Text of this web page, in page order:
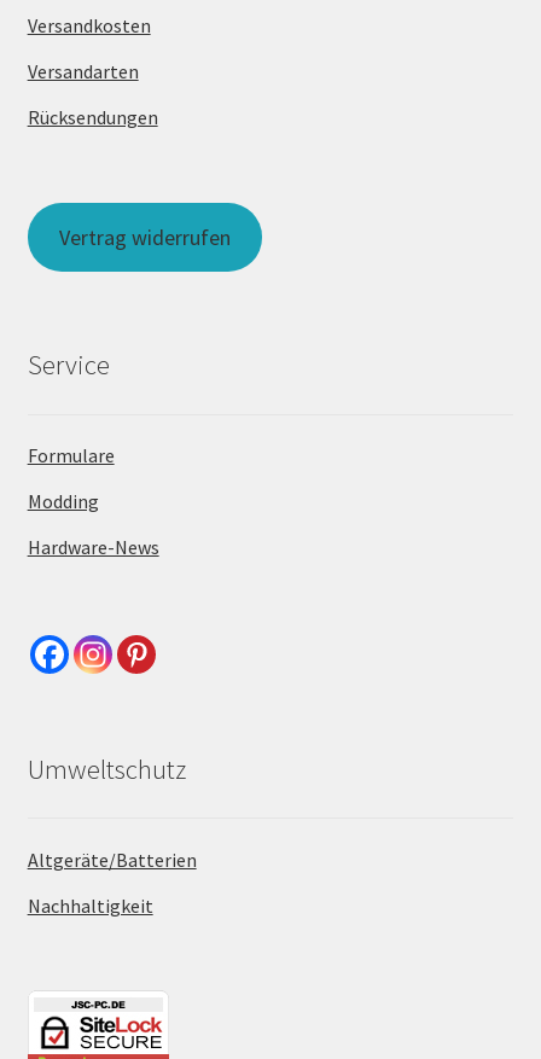
Versandkosten
Versandarten
Rücksendungen
Vertrag widerrufen
Service
Formulare
Modding
Hardware-News
Umweltschutz
Altgeräte/Batterien
Nachhaltigkeit